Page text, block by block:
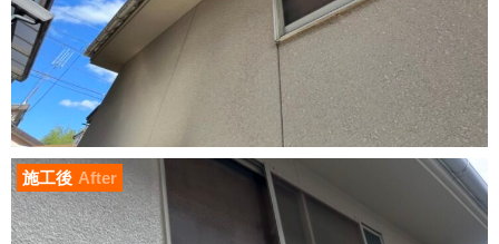
施工後 After